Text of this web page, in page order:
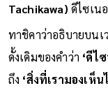
Tachikawa)ดีไซเน
ทาชิคาว่าอธิบายบน
ดั้งเดิมของคำว่า ‘ดีไ
ถึง ‘สิ่งที่เรามองเห็